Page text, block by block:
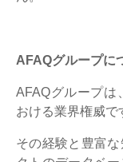
AFAQグループに
AFAQグループは
おける業界権威で
その経験と豊富